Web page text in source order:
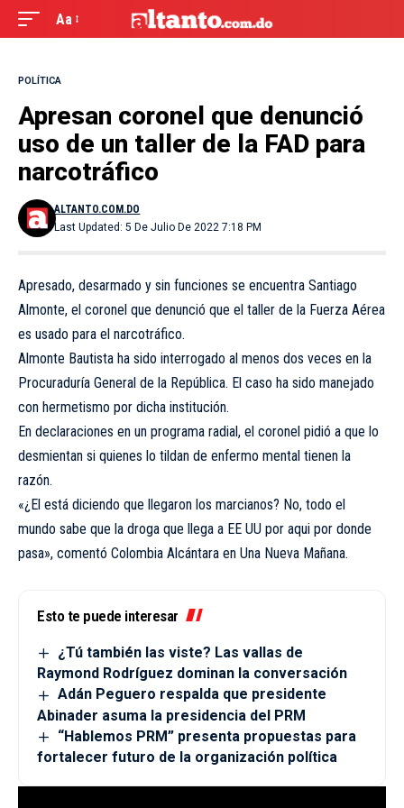
Aa
POLÍTICA
Apresan coronel que denunció
uso de un taller de la FAD para
narcotráfico
Last Updated: 5 De Julio De 2022 7:18 PM
ALTANTO.COM.DO
Apresado, desarmado y sin funciones se encuentra Santiago
Almonte, el coronel que denunció que el taller de la Fuerza Aérea
es usado para el narcotráfico.
Almonte Bautista ha sido interrogado al menos dos veces en la
Procuraduría General de la República. El caso ha sido manejado
con hermetismo por dicha institución.
En declaraciones en un programa radial, el coronel pidió a que lo
desmientan si quienes lo tildan de enfermo mental tienen la
razón.
«¿El está diciendo que llegaron los marcianos? No, todo el
mundo sabe que la droga que llega a EE UU por aqui por donde
pasa», comentó Colombia Alcántara en Una Nueva Mañana.
Esto te puede interesar
¿Tú también las viste? Las vallas de
Raymond Rodríguez dominan la conversación
Adán Peguero respalda que presidente
Abinader asuma la presidencia del PRM
“Hablemos PRM” presenta propuestas para
fortalecer futuro de la organización política